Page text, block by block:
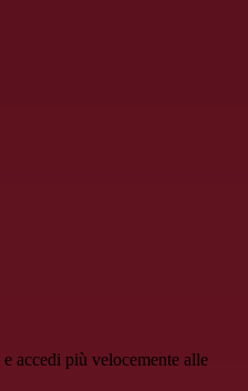
accedi più velocemente alle